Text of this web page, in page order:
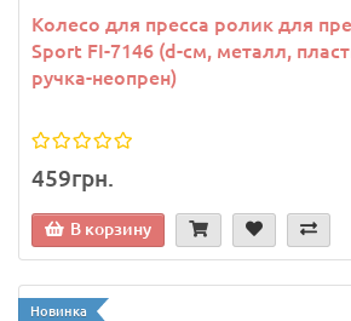
Колесо для пресса ролик для
Sport FI-7146 (d-см, металл,
ручка-неопрен)
459грн.
В корзину
Новинка